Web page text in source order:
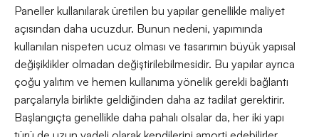
Paneller kullanılarak üretilen bu yapılar genellikle maliyet
açısından daha ucuzdur. Bunun nedeni, yapımında
kullanılan nispeten ucuz olması ve tasarımın büyük yapısal
değişiklikler olmadan değiştirilebilmesidir. Bu yapılar ayrıca
çoğu yalıtım ve hemen kullanıma yönelik gerekli bağlantı
parçalarıyla birlikte geldiğinden daha az tadilat gerektirir.
Başlangıçta genellikle daha pahalı olsalar da, her iki yapı